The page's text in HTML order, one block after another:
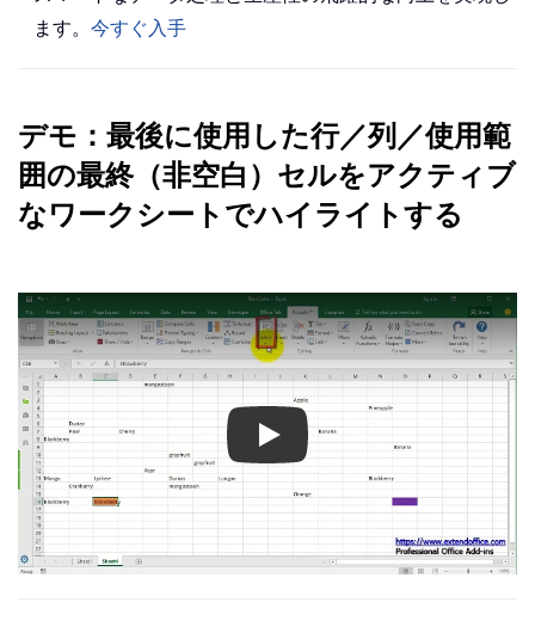
ます。 今すぐ入手
デモ：最後に使用した行／列／使用範
囲の最終（非空白）セルをアクティブ
なワークシートでハイライトする
Play